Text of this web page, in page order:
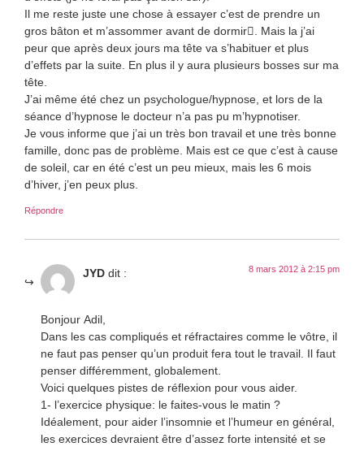
Il me reste juste une chose à essayer c’est de prendre un
gros bâton et m’assommer avant de dormir. Mais la j’ai
peur que après deux jours ma tête va s’habituer et plus
d’effets par la suite. En plus il y aura plusieurs bosses sur ma
tête.
J’ai même été chez un psychologue/hypnose, et lors de la
séance d’hypnose le docteur n’a pas pu m’hypnotiser.
Je vous informe que j’ai un très bon travail et une très bonne
famille, donc pas de problème. Mais est ce que c’est à cause
de soleil, car en été c’est un peu mieux, mais les 6 mois
d’hiver, j’en peux plus.
Répondre
JYD dit : 8 mars 2012 à 2:15 pm
Bonjour Adil,
Dans les cas compliqués et réfractaires comme le vôtre, il
ne faut pas penser qu’un produit fera tout le travail. Il faut
penser différemment, globalement.
Voici quelques pistes de réflexion pour vous aider.
1- l’exercice physique: le faites-vous le matin ?
Idéalement, pour aider l’insomnie et l’humeur en général,
les exercices devraient être d’assez forte intensité et se